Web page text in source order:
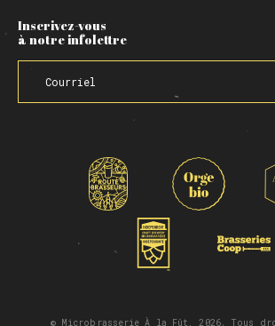
Inscrivez-vous
à notre infolettre
© Microbrasserie À la Fût, 2026. Tous